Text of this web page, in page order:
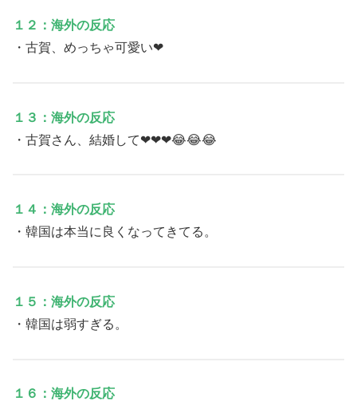
１２：海外の反応
・古賀、めっちゃ可愛い❤
１３：海外の反応
・古賀さん、結婚して❤❤❤😂😂😂
１４：海外の反応
・韓国は本当に良くなってきてる。
１５：海外の反応
・韓国は弱すぎる。
１６：海外の反応